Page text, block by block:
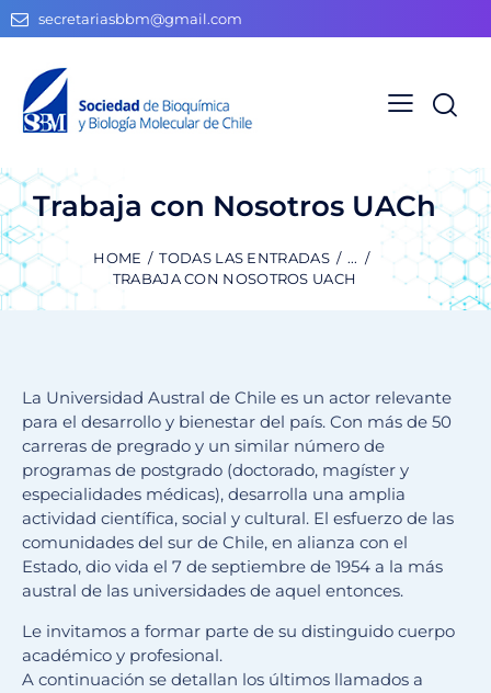
secretariasbbm@gmail.com
Trabaja con Nosotros UACh
HOME TODAS LAS ENTRADAS
...
TRABAJA CON NOSOTROS UACH
La Universidad Austral de Chile es un actor relevante
para el desarrollo y bienestar del país. Con más de 50
carreras de pregrado y un similar número de
programas de postgrado (doctorado, magíster y
especialidades médicas), desarrolla una amplia
actividad científica, social y cultural. El esfuerzo de las
comunidades del sur de Chile, en alianza con el
Estado, dio vida el 7 de septiembre de 1954 a la más
austral de las universidades de aquel entonces.
Le invitamos a formar parte de su distinguido cuerpo
académico y profesional.
A continuación se detallan los últimos llamados a